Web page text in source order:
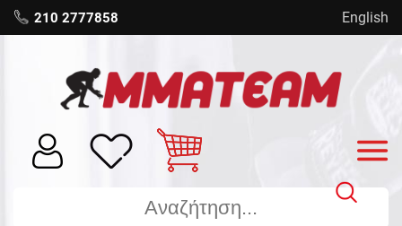
210 2777858 English